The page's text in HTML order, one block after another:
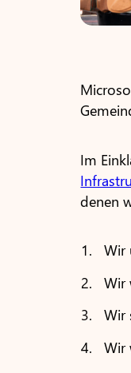
Im
denen
Wir
Wir
Wir
Wir